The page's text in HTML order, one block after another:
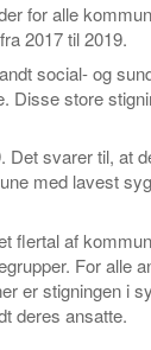
for alle
2017 til 2019.
social- og
Disse store
svarer til, at
med lavest
flertal af
For alle
er stigningen i
deres ansatte.